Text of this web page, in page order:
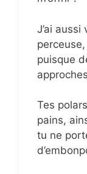
J’ai
puisque
Tes
pains,
tu ne